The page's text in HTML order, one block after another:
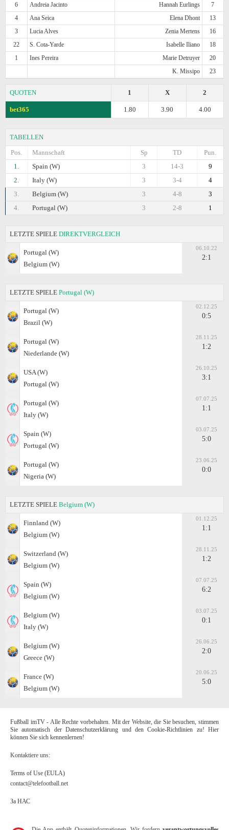
6
Andreia Jacinto Hannah Eurlings
7
4
Ana Seica Elena Dhont
13
3
Lucia Alves Zenia Mertens
16
22
S. Cota-Yarde Isabelle Iliano
18
1
Ines Pereira Marie Detruyer
20
K. Missipo
23
QUOTEN 2
X
1
bet365 4.00
3.90
1.80
TABELLEN
Pos.
Mannschaft Pun.
TD
Sp
1.
Spain (W) 9
14-3
3
2.
Italy (W) 4
3-4
3
3.
Belgium (W) 3
4-8
3
4.
Portugal (W) 1
2-8
3
LETZTE SPIELE DIREKTVERGLEICH
Portugal (W)
Belgium (W)
06.10.22
2:1
LETZTE SPIELE Portugal (W)
Portugal (W)
Brazil (W)
02.12.25
0:5
Portugal (W)
Niederlande (W)
28.11.25
1:2
USA (W)
Portugal (W)
26.10.25
3:1
Portugal (W)
Italy (W)
07.07.25
1:1
Spain (W)
Portugal (W)
03.07.25
5:0
Portugal (W)
Nigeria (W)
23.06.25
0:0
LETZTE SPIELE Belgium (W)
Finnland (W)
Belgium (W)
01.12.25
1:1
Switzerland (W)
Belgium (W)
28.11.25
1:2
Spain (W)
Belgium (W)
07.07.25
6:2
Belgium (W)
Italy (W)
03.07.25
0:1
Belgium (W)
Greece (W)
26.06.25
2:0
France (W)
Belgium (W)
20.06.25
5:0
Fußball imTV - Alle Rechte vorbehalten. Mit der Website, die Sie besuchen, stimmen
Sie automatisch der Datenschutzerklärung und den Cookie-Richtlinien zu! Hier
können Sie sich kennenlernen!
Kontaktiere uns:
Terms of Use (EULA)
contact@telefootball.net
За НАС